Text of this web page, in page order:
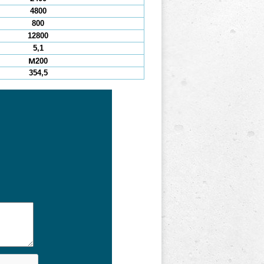
4800
800
12800
5,1
М200
354,5